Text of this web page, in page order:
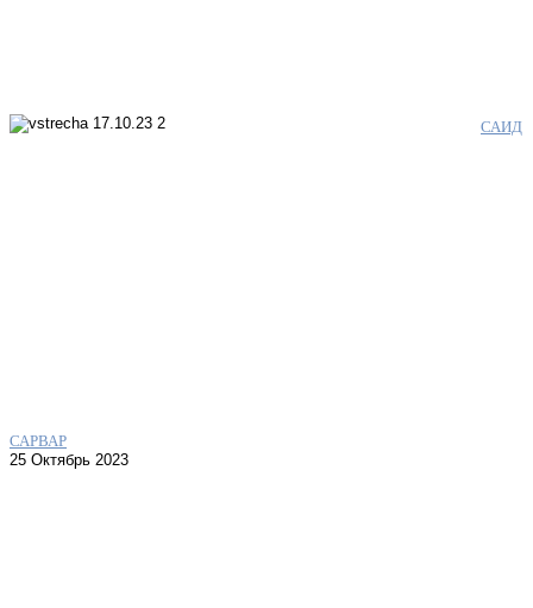
САИД
САРВАР
25 Октябрь 2023